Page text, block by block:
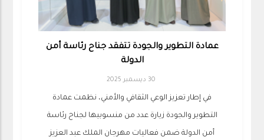
عمادة التطوير والجودة تتفقد جناح رئاسة أمن
الدولة
30 ديسمبر 2025
في إطار تعزيز الوعي الثقافي والأمني، نظمت عمادة
التطوير والجودة زيارة عدد من منسوبيها لجناح رئاسة
أمن الدولة ضمن فعاليات مهرجان الملك عبد العزيز